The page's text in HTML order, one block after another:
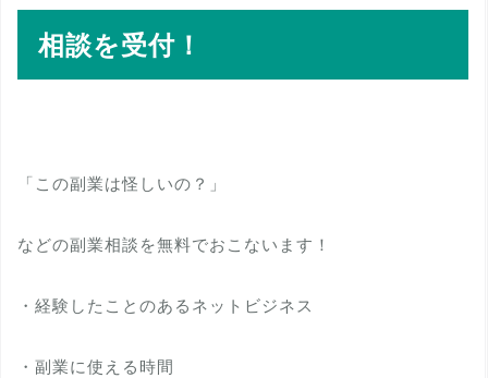
相談を受付！
「この副業は怪しいの？」
などの副業相談を無料でおこないます！
・経験したことのあるネットビジネス
・副業に使える時間